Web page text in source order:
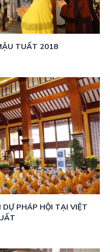
TUẤT 2018
PHÁP HỘI TẠI VIỆT